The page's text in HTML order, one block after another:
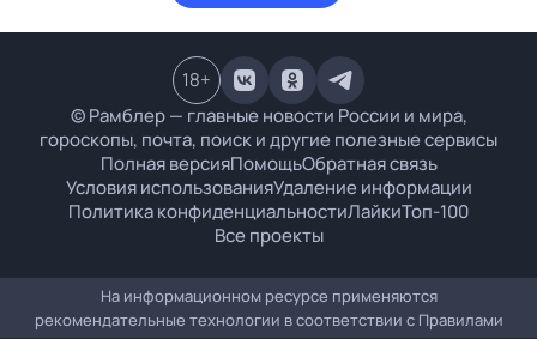
© Рамблер — главные новости России и мира,
гороскопы, почта, поиск и другие полезные сервисы
Полная версияПомощьОбратная связь
Условия использованияУдаление информации
Политика конфиденциальностиЛайкиТоп-100
Все проекты
18+
На информационном ресурсе применяются
рекомендательные технологии в соответствии с Правилами